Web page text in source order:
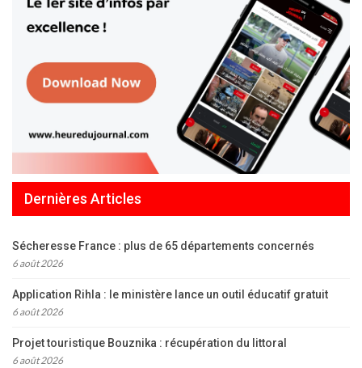
Dernières Articles
Sécheresse France : plus de 65 départements concernés
6 août 2026
Application Rihla : le ministère lance un outil éducatif gratuit
6 août 2026
Projet touristique Bouznika : récupération du littoral
6 août 2026